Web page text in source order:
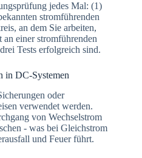
jedes Mal: (1)
stromführenden
an dem Sie arbeiten,
einer stromführenden
Tests erfolgreich sind.
in DC-Systemen
oder
verwendet werden.
von Wechselstrom
- was bei Gleichstrom
und Feuer führt.